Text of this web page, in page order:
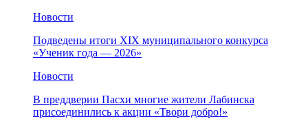
Новости
Подведены итоги XIX муниципального конкурса
«Ученик года — 2026»
Новости
В преддверии Пасхи многие жители Лабинска
присоединились к акции «Твори добро!»